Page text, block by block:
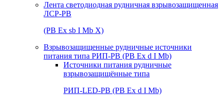
Лента светодиодная рудничная взрывозащищенная
ЛСР-РВ
(РВ Ex sb I Mb Х)
Взрывозащищенные рудничные источники
питания типа РИП-РВ (РВ Ex d I Mb)
Источники питания рудничные
взрывозащищённые типа
РИП-LED-РВ (РВ Ex d I Mb)